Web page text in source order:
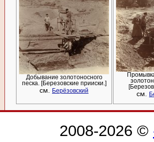
Добывание золотоносного
песка. [Березовские прииски.]
см. Берёзовский см.
2008-2026 ©